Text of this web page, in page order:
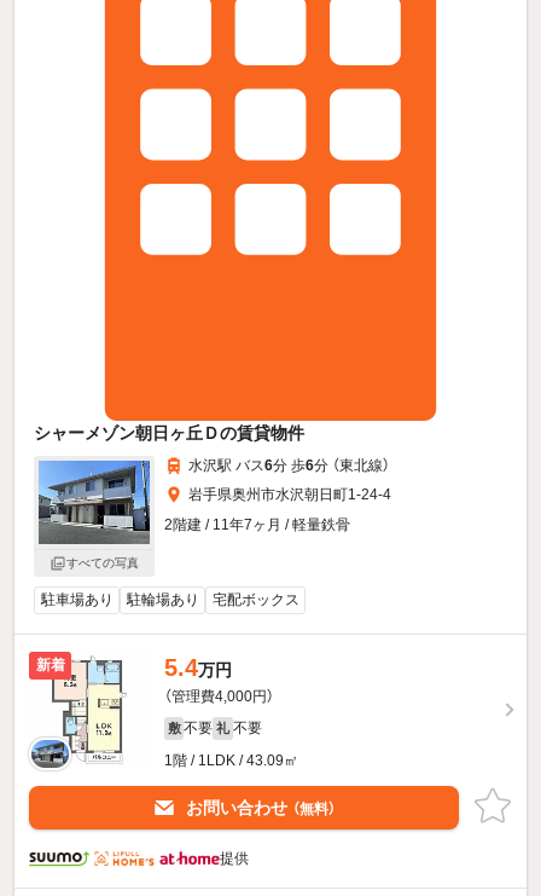
シャーメゾン朝日ヶ丘Ｄの賃貸物件
すべての写真
水沢駅 バス6分 歩6分 （東北線）
岩手県奥州市水沢朝日町1-24-4
2階建 / 11年7ヶ月 / 軽量鉄骨
駐車場あり 駐輪場あり 宅配ボックス
新着 5.4万円
（管理費4,000円）
敷 不要 礼 不要
1階 / 1LDK / 43.09㎡
お問い合わせ （無料）
提供